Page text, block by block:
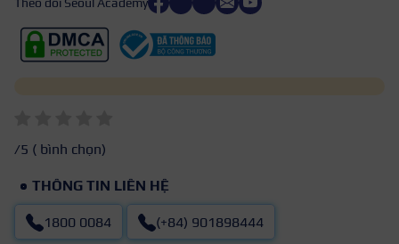
Theo dõi Seoul Academy
/5 ( bình chọn)
THÔNG TIN LIÊN HỆ
1800 0084 (+84) 901898444